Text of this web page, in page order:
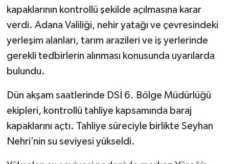
kapaklarının kontrollü şekilde açılmasına karar
verdi. Adana Valiliği, nehir yatağı ve çevresindeki
yerleşim alanları, tarım arazileri ve iş yerlerinde
gerekli tedbirlerin alınması konusunda uyarılarda
bulundu.
Dün akşam saatlerinde DSİ 6. Bölge Müdürlüğü
ekipleri, kontrollü tahliye kapsamında baraj
kapaklarını açtı. Tahliye süreciyle birlikte Seyhan
Nehri’nin su seviyesi yükseldi.